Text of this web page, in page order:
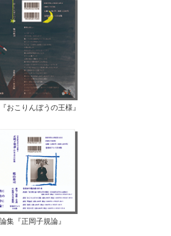
おこりんぼうの王様』
集『正岡子規論』